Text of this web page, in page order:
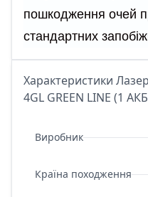
пошкодження очей
стандартних
Характеристики
4GL GREEN LINE (1
Виробник
Країна походження